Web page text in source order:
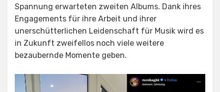
Spannung erwarteten zweiten Albums. Dank ihres
Engagements für ihre Arbeit und ihrer
unerschütterlichen Leidenschaft für Musik wird es
in Zukunft zweifellos noch viele weitere
bezaubernde Momente geben.